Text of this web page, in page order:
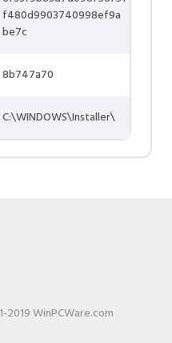
f480d9903740998ef9a
be7c
8b747a70
C:\WINDOWS\Installer\
WinPCWare.com